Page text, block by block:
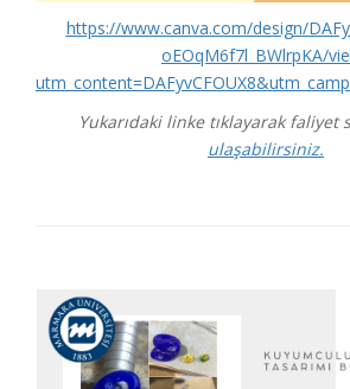
https://www.canva.com/design/
oEOqM6f7l_BWlrpKA/
Yukarıdaki linke tıklayarak faliyet
ulaşabilirsiniz.